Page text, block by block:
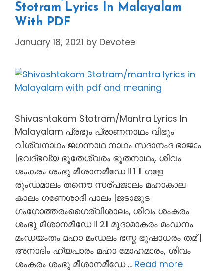
Stotram Lyrics In Malayalam
With PDF
January 18, 2021 by Devotee
Shivashtakam Stotram/Mantra Lyrics In
Malayalam പ്രഭും പ്രാണനാഥം വിഭും
വിശ്വനാഥം ജഗന്നാഥ നാഥം സദാനംദ ഭാജാം
|ഭവദ്ഭവ്യ ഭൂതേശ്വരം ഭൂതനാഥം, ശിവം
ശംകരം ശംഭു മീശാനമീഡേ ‖ 1 ‖ ഗളേ
രുംഡമാലം തനൌ സര്പജാലം മഹാകാല
കാലം ഗണേശാദി പാലം |ജടാജൂട
ഗംഗോത്തരംഗൈര്വിശാലം, ശിവം ശംകരം
ശംഭു മീശാനമീഡേ ‖ 2‖ മുദാമാകരം മംഡനം
മംഡയംതം മഹാ മംഡലം ഭസ്മ ഭൂഷാധരം തമ് |
അനാദിം ഹ്യപാരം മഹാ മോഹമാരം, ശിവം
ശംകരം ശംഭു മീശാനമീഡേ … Read more